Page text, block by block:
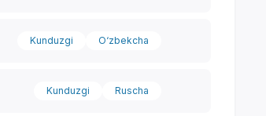
Kunduzgi O‘zbekcha
Kunduzgi Ruscha